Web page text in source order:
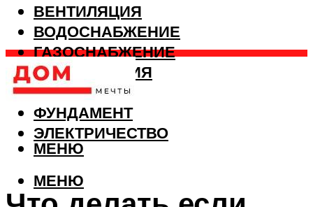
ВЕНТИЛЯЦИЯ
ВОДОСНАБЖЕНИЕ
ГАЗОСНАБЖЕНИЕ
КАНАЛИЗАЦИЯ
ОТОПЛЕНИЕ
ФУНДАМЕНТ
ЭЛЕКТРИЧЕСТВО
МЕНЮ
МЕНЮ